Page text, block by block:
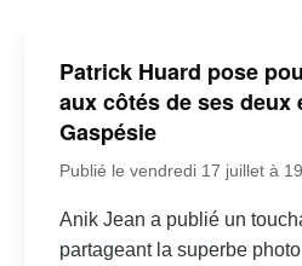
Patrick Huard pose
aux côtés de ses deux
Gaspésie
Publié le vendredi 17 juillet à
Anik Jean a publié un
partageant la superbe photo